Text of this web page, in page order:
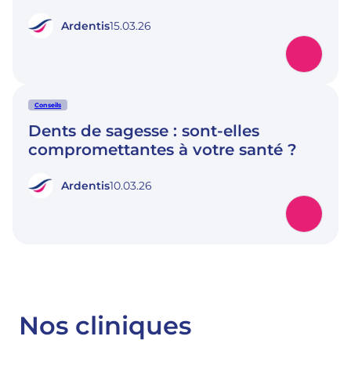
Ardentis15.03.26
Conseils
Dents de sagesse : sont-elles
compromettantes à votre santé ?
Ardentis10.03.26
Nos cliniques